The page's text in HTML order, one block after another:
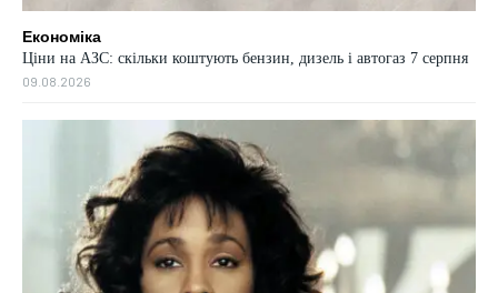
Економіка
Ціни на АЗС: скільки коштують бензин, дизель і автогаз 7 серпня
09.08.2026